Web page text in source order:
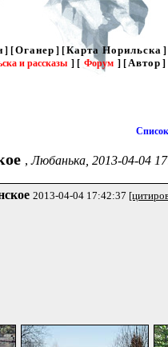
] [Оганер ] [Карта Норильска ]
и рассказы ] [ Форум ] [Автор ]
,Любанька, 2013-04-04
2013-04-04 17:42:37